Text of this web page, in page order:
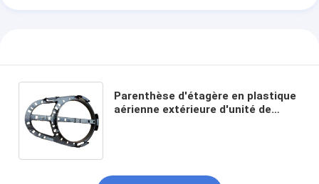
Parenthèse d'étagère en plastique
aérienne extérieure d'unité de